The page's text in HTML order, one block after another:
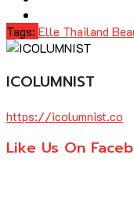
Tags: Elle Thailand
ICOLUMNIST
https://icolumnist.co
Like Us On